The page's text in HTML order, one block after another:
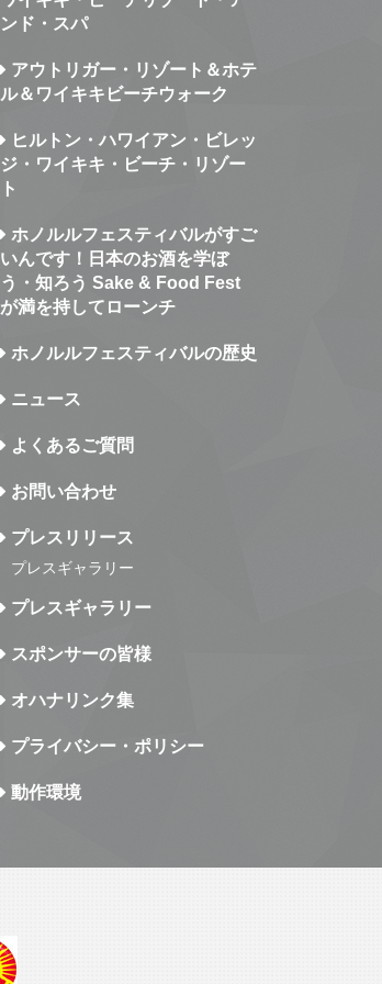
ンド・スパ
アウトリガー・リゾート＆ホテ
ル＆ワイキキビーチウォーク
ヒルトン・ハワイアン・ビレッ
ジ・ワイキキ・ビーチ・リゾー
ト
ホノルルフェスティバルがすご
いんです！日本のお酒を学ぼ
う・知ろう Sake & Food Fest
が満を持してローンチ
ホノルルフェスティバルの歴史
ニュース
よくあるご質問
お問い合わせ
プレスリリース
プレスギャラリー
プレスギャラリー
スポンサーの皆様
オハナリンク集
プライバシー・ポリシー
動作環境